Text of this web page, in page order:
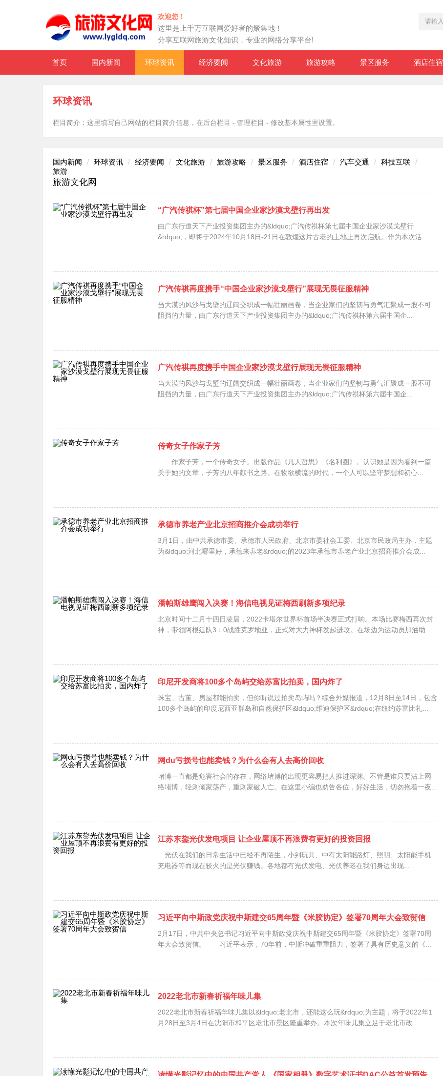
欢迎您！
这里是上千万互联网爱好者的聚集地！
分享互联网旅游文化知识，专业的网络分享平台!
首页 国内新闻 环球资讯 经济要闻 文化旅游 旅游攻略 景区服务 酒店住宿
环球资讯
栏目简介：这里填写自己网站的栏目简介信息，在后台栏目 - 管理栏目 - 修改基本属性里设置。
国内新闻 环球资讯 经济要闻 文化旅游 旅游攻略 景区服务 酒店住宿 汽车交通
科技互联
旅游
旅游文化网
“广汽传祺杯”第七届中国企业家沙漠戈壁行再出发
由广东行道天下产业投资集团主办的&ldquo;广汽传祺杯第七届中国企业家沙漠戈壁行
&rdquo;，即将于2024年10月18日-21日在敦煌这片古老的土地上再次启航。作为本次活...
广汽传祺再度携手“中国企业家沙漠戈壁行”展现无畏征服精神
当大漠的风沙与戈壁的辽阔交织成一幅壮丽画卷，当企业家们的坚韧与勇气汇聚成一股不可
阻挡的力量，由广东行道天下产业投资集团主办的&ldquo;广汽传祺杯第六届中国企...
广汽传祺再度携手中国企业家沙漠戈壁行展现无畏征服精神
当大漠的风沙与戈壁的辽阔交织成一幅壮丽画卷，当企业家们的坚韧与勇气汇聚成一股不可
阻挡的力量，由广东行道天下产业投资集团主办的&ldquo;广汽传祺杯第六届中国企...
传奇女子作家子芳
作家子芳，一个传奇女子。出版作品《凡人哲思》《名利圈》。认识她是因为看到一篇
关于她的文章，子芳的八年献书之路。在物欲横流的时代，一个人可以坚守梦想和初心...
承德市养老产业北京招商推介会成功举行
3月1日，由中共承德市委、承德市人民政府、北京市委社会工委、北京市民政局主办，主题
为&ldquo;河北哪里好，承德来养老&rdquo;的2023年承德市养老产业北京招商推介会成...
潘帕斯雄鹰闯入决赛！海信电视见证梅西刷新多项纪录
北京时间十二月十四日凌晨，2022卡塔尔世界杯首场半决赛正式打响。本场比赛梅西再次封
神，带领阿根廷队3：0战胜克罗地亚，正式对大力神杯发起进攻。在场边为运动员加油助...
印尼开发商将100多个岛屿交给苏富比拍卖，国内炸了
珠宝、古董、房屋都能拍卖，但你听说过拍卖岛屿吗？综合外媒报道，12月8日至14日，包含
100多个岛屿的印度尼西亚群岛和自然保护区&ldquo;维迪保护区&rdquo;在纽约苏富比礼...
网du亏损号也能卖钱？为什么会有人去高价回收
堵博一直都是危害社会的存在，网络堵博的出现更容易把人推进深渊。不管是谁只要沾上网
络堵博，轻则倾家荡产，重则家破人亡。在这里小编也劝告各位，好好生活，切勿抱着一夜...
江苏东鋆光伏发电项目 让企业屋顶不再浪费有更好的投资回报
光伏在我们的日常生活中已经不再陌生，小到玩具、中有太阳能路灯、照明、太阳能手机
充电器等而现在较火的是光伏赚钱。各地都有光伏发电、光伏养老在我们身边出现...
习近平向中斯政党庆祝中斯建交65周年暨《米胶协定》签署70周年大会致贺信
2月17日，中共中央总书记习近平向中斯政党庆祝中斯建交65周年暨《米胶协定》签署70周
年大会致贺信。 习近平表示，70年前，中斯冲破重重阻力，签署了具有历史意义的《...
2022老北市新春祈福年味儿集
2022老北市新春祈福年味儿集以&ldquo;老北市，还能这么玩&rdquo;为主题，将于2022年1
月28日至3月4日在沈阳市和平区老北市景区隆重举办。本次年味儿集立足于老北市改...